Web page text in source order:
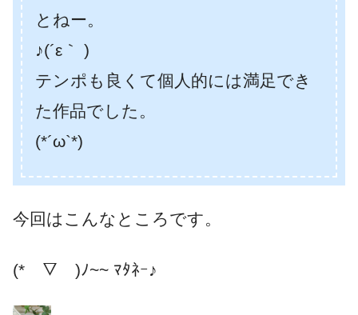
とねー。
♪(´ε｀ )
テンポも良くて個人的には満足でき
た作品でした。
(*´ω`*)
今回はこんなところです。
(*￣▽￣)ﾉ~~ ﾏﾀﾈｰ♪